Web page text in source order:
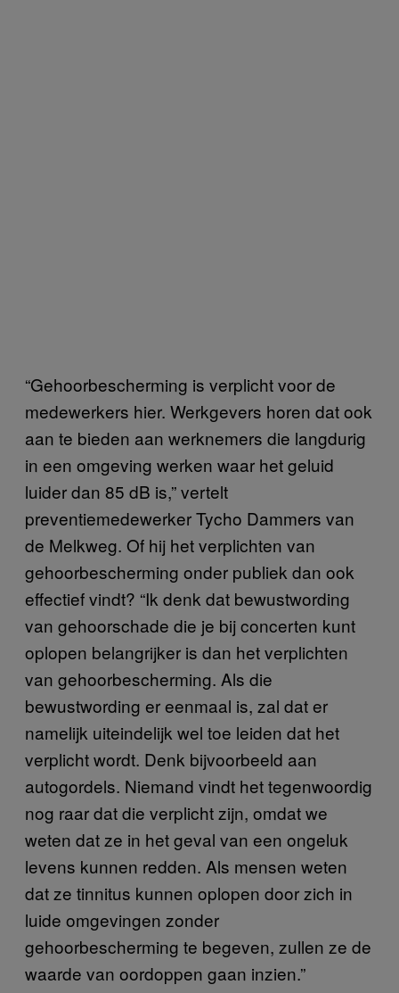
“Gehoorbescherming is verplicht voor de
medewerkers hier. Werkgevers horen dat ook
aan te bieden aan werknemers die langdurig
in een omgeving werken waar het geluid
luider dan 85 dB is,” vertelt
preventiemedewerker Tycho Dammers van
de Melkweg. Of hij het verplichten van
gehoorbescherming onder publiek dan ook
effectief vindt? “Ik denk dat bewustwording
van gehoorschade die je bij concerten kunt
oplopen belangrijker is dan het verplichten
van gehoorbescherming. Als die
bewustwording er eenmaal is, zal dat er
namelijk uiteindelijk wel toe leiden dat het
verplicht wordt. Denk bijvoorbeeld aan
autogordels. Niemand vindt het tegenwoordig
nog raar dat die verplicht zijn, omdat we
weten dat ze in het geval van een ongeluk
levens kunnen redden. Als mensen weten
dat ze tinnitus kunnen oplopen door zich in
luide omgevingen zonder
gehoorbescherming te begeven, zullen ze de
waarde van oordoppen gaan inzien.”